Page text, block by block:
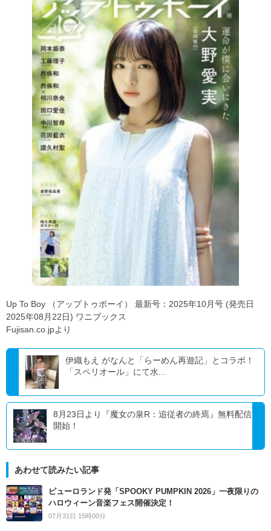
Up To Boy （アップトゥボーイ） 最新号：2025年10月号 (発売日
2025年08月22日) ワニブックス
Fujisan.co.jpより
伊織もえ がなんと「らーめん再遊記」とコラボ！
「スペリオール」にて水...
8月23日より『魔女の泉R：追従者の終焉』無料配信
開始！
あわせて読みたい記事
ピューロランド発「SPOOKY PUMPKIN 2026」一夜限りの
ハロウィーン音楽フェス開催決定！
07月31日 15時00分